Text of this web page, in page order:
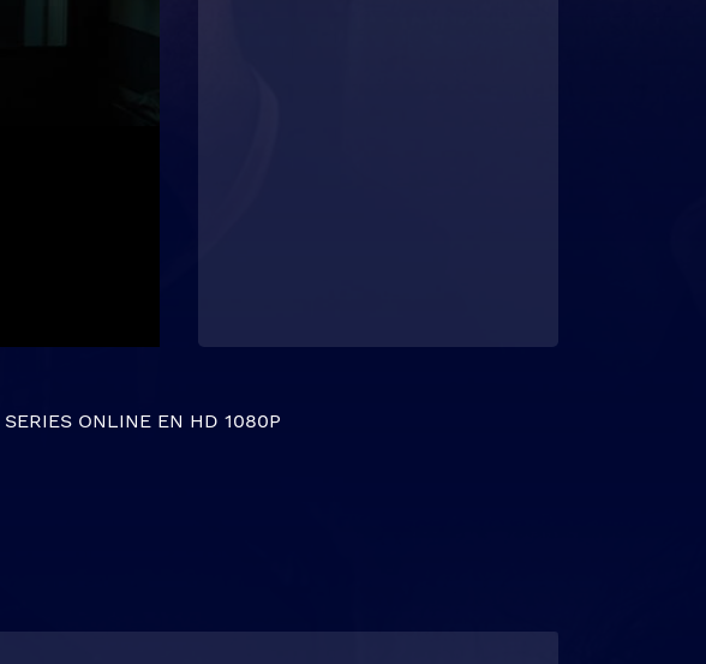
SERIES ONLINEEN HD 1080P